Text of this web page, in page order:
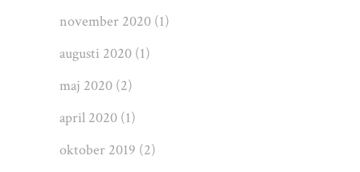
november 2020 (1)
augusti 2020 (1)
maj 2020 (2)
april 2020 (1)
oktober 2019 (2)